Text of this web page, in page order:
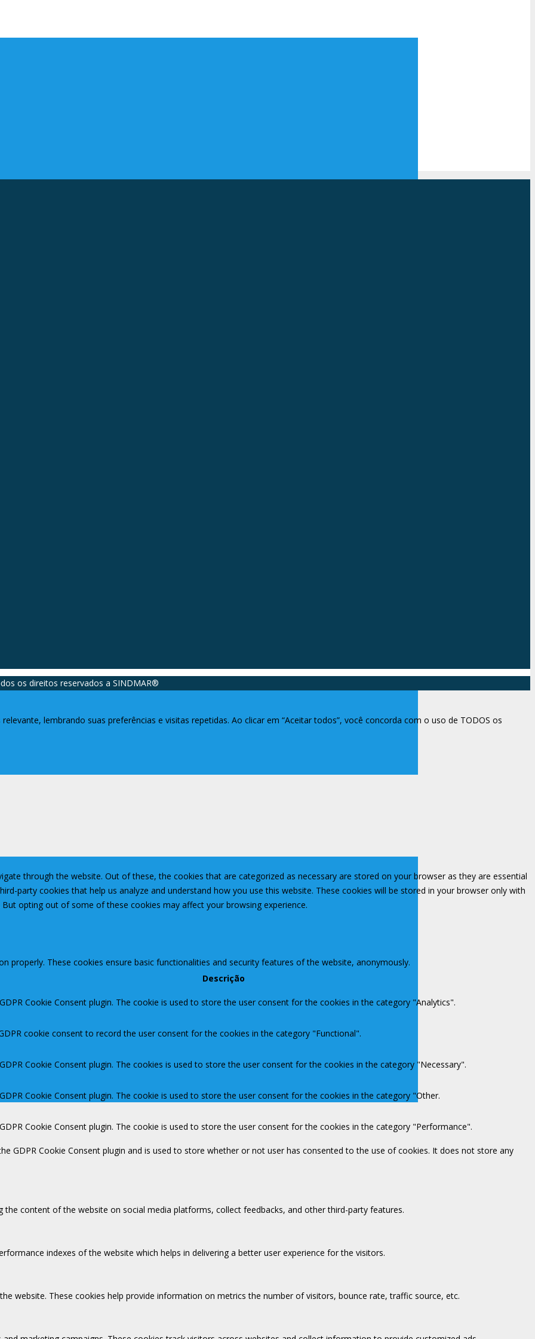
os direitos reservados a SINDMAR®️
lembrando suas preferências e visitas repetidas. Ao clicar em “Aceitar todos”, você concorda com o uso de TODOS os
through the website. Out of these, the cookies that are categorized as necessary are stored on your browser as they are essential
party cookies that help us analyze and understand how you use this website. These cookies will be stored in your browser only with
opting out of some of these cookies may affect your browsing experience.
properly. These cookies ensure basic functionalities and security features of the website, anonymously.
Descrição
Cookie Consent plugin. The cookie is used to store the user consent for the cookies in the category "Analytics".
cookie consent to record the user consent for the cookies in the category "Functional".
Cookie Consent plugin. The cookies is used to store the user consent for the cookies in the category "Necessary".
Cookie Consent plugin. The cookie is used to store the user consent for the cookies in the category "Other.
Cookie Consent plugin. The cookie is used to store the user consent for the cookies in the category "Performance".
GDPR Cookie Consent plugin and is used to store whether or not user has consented to the use of cookies. It does not store any
content of the website on social media platforms, collect feedbacks, and other third-party features.
indexes of the website which helps in delivering a better user experience for the visitors.
website. These cookies help provide information on metrics the number of visitors, bounce rate, traffic source, etc.